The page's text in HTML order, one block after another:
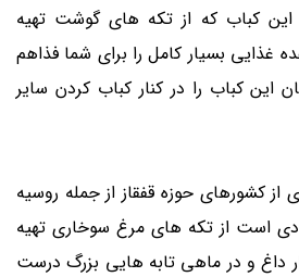
این کباب که از تکه های گوشت تهیه
غذایی بسیار کامل را برای شما فذاهم
این کباب را در کنار کباب کردن سایر
از کشورهای حوزه قفقاز از جمله روسیه
است از تکه های مرغ سوخاری تهیه
داغ و در ماهی تابه هایی بزرگ درست